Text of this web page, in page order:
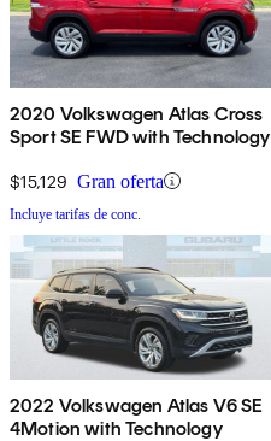
2020 Volkswagen Atlas Cross
Sport SE FWD with Technology
$15,129 Gran oferta
Incluye tarifas de conc.
2022 Volkswagen Atlas V6 SE
4Motion with Technology